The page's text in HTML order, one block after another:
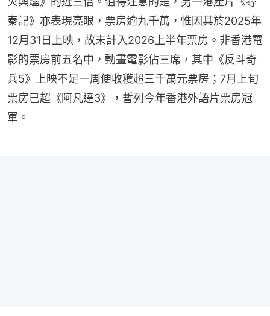
秦記》亦表現亮眼，票房逾九千萬，惟因其於2025年
12月31日上映，故未計入2026上半年票房。非香港電
影的票房前五名中，動畫電影佔三席，其中《反斗奇
兵5》上映不足一周便收穫超三千萬元票房；7月上旬
票房已超《阿凡達3》，暫列今年香港外語片票房冠
軍。